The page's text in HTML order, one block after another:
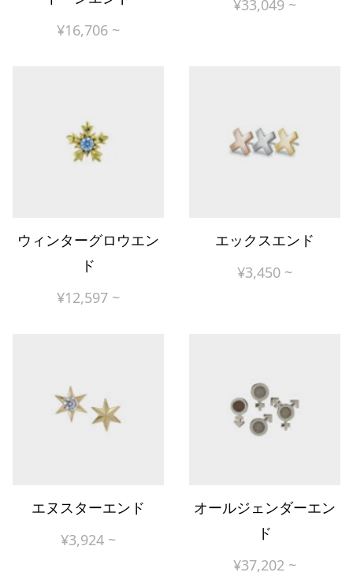
¥16,706 ~
¥33,049 ~
ウィンターグロウエン
ド
¥12,597 ~
エックスエンド
¥3,450 ~
エヌスターエンド
¥3,924 ~
オールジェンダーエン
ド
¥37,202 ~